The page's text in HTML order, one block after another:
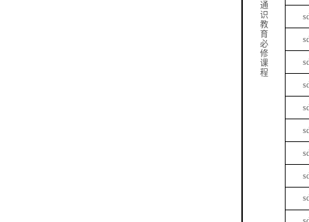
通
识
教
育
必
修
课
程